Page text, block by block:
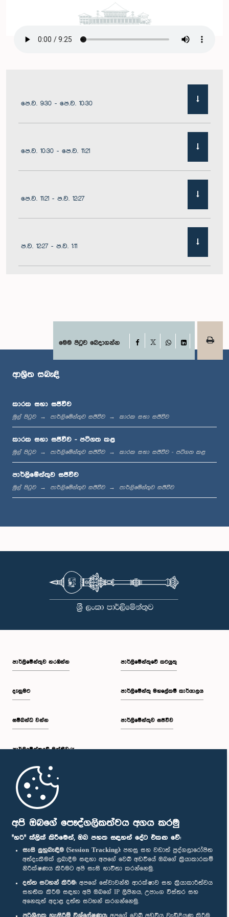
අපි ඔබගේ පෞද්ගලිකත්වය අගය කරමු
"හරි" ක්ලික් කිරීමෙන්, ඔබ පහත සඳහන් දේට එකඟ වේ:
සැසි ලුහුබැඳීම (Session Tracking): පහසු සහ වඩාත් පුද්ගලාරෝපිත
අත්දැකීමක් ලබාදීම සඳහා අපගේ වෙබ් අඩවියේ ඔබගේ ක්‍රියාකාරකම්
නිරීක්ෂණය කිරීමට අපි සැසි භාවිතා කරන්නෙමු.
දත්ත සටහන් කිරීම: අපගේ සේවාවන්හි ආරක්ෂාව සහ ක්‍රියාකාරීත්වය
සහතික කිරීම සඳහා අපි ඔබගේ IP ලිපිනය, උපාංග විස්තර සහ
අනෙකුත් අදාළ දත්ත සටහන් කරගන්නෙමු.
පෙ.ව. 9:30 - පෙ.ව. 10:30
පෙ.ව. 10:30 - පෙ.ව. 11:21
පෙ.ව. 11:21 - ප.ව. 12:27
ප.ව. 12:27 - ප.ව. 1:11
ප.ව. 1:22 - ප.ව. 1:29
ප.ව. 1:36 - ප.ව. 1:44
ප.ව. 1:44 - ප.ව. 1:53
ප.ව. 2:05 - ප.ව. 2:15
ප.ව. 2:30 - ප.ව. 2:39
ප.ව. 2:39 - ප.ව. 2:48
ප.ව. 2:48 - ප.ව. 2:57
ප.ව. 2:57 - ප.ව. 3:04
ප.ව. 3:04 - ප.ව. 3:14
මෙම පිටුව බෙදාගන්න Facebook
WhatsApp
LinkedIn
ආශ්‍රිත සබැඳි
කාරක සභා සජීවීව
මුල් පිටුව පාර්ලිමේන්තුව සජීවීව කාරක සභා සජීවීව
කාරක සභා සජීවීව - පටිගත කළ
මුල් පිටුව පාර්ලිමේන්තුව සජීවීව කාරක සභා සජීවීව - පටිගත කළ
පාර්ලිමේන්තුව සජීවීව
මුල් පිටුව පාර්ලිමේන්තුව සජීවීව පාර්ලිමේන්තුව සජීවීව
පාර්ලි‌මේන්තුව නරඹන්න
දැනුමට
සම්බන්ධ වන්න
පාර්ලි‌මේන්තුවේ මන්ත්‍රීවරු
මුල් පිටුව
පාර්ලිමේන්තුවේ කටයුතු
පාර්ලිමේන්තු මහලේකම් කාර්යාලය
පාර්ලිමේන්තුව සජීවීව
පාර්ලිමේන්තු ජංගම යෙදුම
අප හා සම්බන්ධ වී සිටින්න :
සම්මාන